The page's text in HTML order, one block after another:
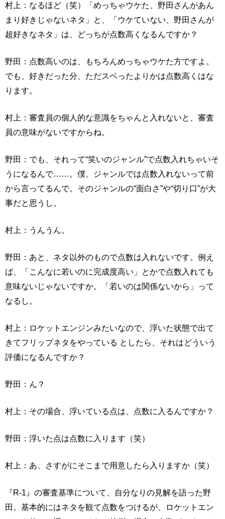
村上：なるほど（笑）「めっちゃウケた、野田さんがあん
まり好きじゃないネタ」と、「ウケていない、野田さんが
超好きなネタ」は、どっちが点数高くなるんですか？
野田：点数高いのは、もちろんめっちゃウケた方ですよ。
でも、好きだった分、ただスベったよりかは点数高くはな
ります。
村上：審査員の個人的な意識をちゃんと入れないと、審査
員の意味がないですからね。
野田：でも、それって“笑いのジャンル”で点数入れちゃいそ
うになるんで……。僕、ジャンルでは点数入れないって前
から言ってるんで。そのジャンルの“面白さ”や“切り口”が大
事だと思うし。
村上：うんうん。
野田：あと、ネタ以外のもので点数は入れないです。例え
ば、「こんなに若いのに完成度高い」とかで点数入れても
意味ないじゃないですか。「若いのは関係ないから」って
なるし。
村上：ロケットエンジンみたいなので、浮いた状態で出て
きてフリップネタをやっている としたら、それはどういう
評価になるんですか？
野田：ん？
村上：その場合、浮いている点は、点数に入るんですか？
野田：浮いた点は点数に入ります（笑）
村上：あ、さすがにそこまで用意したら入りますか（笑）
『R-1』の審査基準について、自分なりの見解を語った野
田。基本的にはネタを観て点数をつけるが、ロケットエン